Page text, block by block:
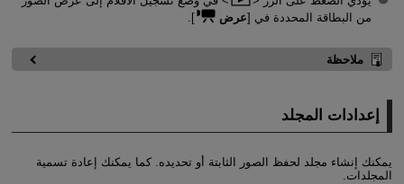
من البطاقة المحددة في [عرض ].
ملاحظة
إعدادات المجلد
يمكنك إنشاء مجلد لحفظ الصور الثابتة أو تحديده. كما يمكنك إعادة تسمية
المجلدات.